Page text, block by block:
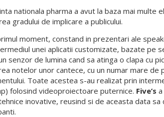
nationala pharma a avut la baza mai multe
gradului de implicare a publicului.
moment, constand in prezentari ale
unei aplicatii customizate, bazate pe
senzor de lumina cand sa atinga o clapa cu
notelor unor cantece, cu un numar mare
Toate acestea s-au realizat prin
folosind videoproiectoare puternice. Five’s
inovative, reusind si de aceasta data